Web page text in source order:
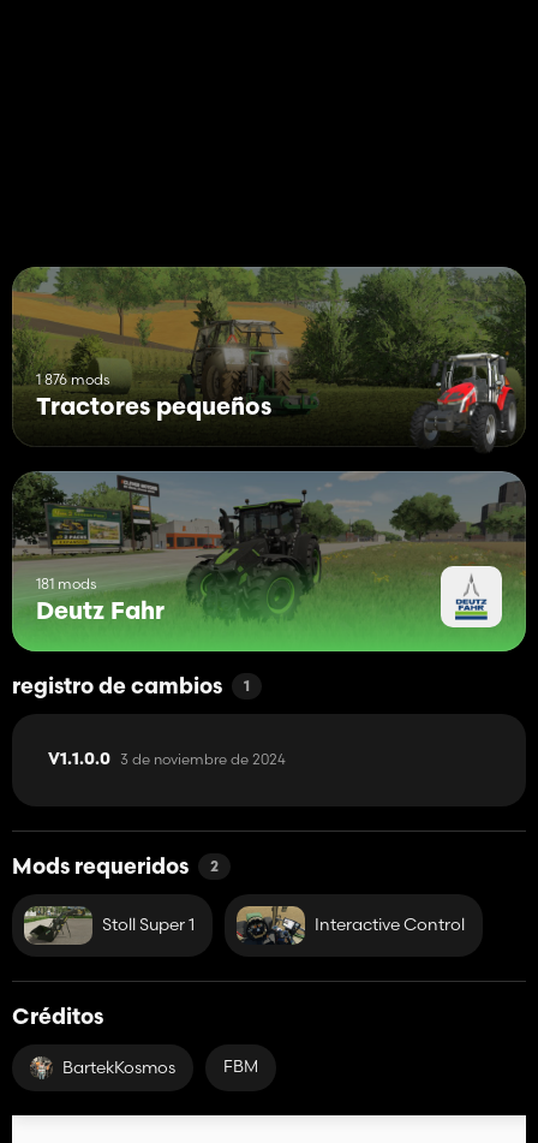
1 876 mods
Tractores pequeños
181 mods
Deutz Fahr
registro de cambios 1
V1.1.0.0 3 de noviembre de 2024
Mods requeridos 2
Stoll Super 1 Interactive Control
Créditos
BartekKosmos FBM